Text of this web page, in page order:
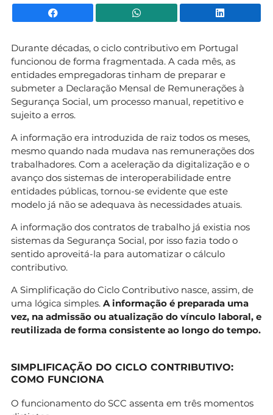
Facebook WhatsApp
Durante décadas, o ciclo contributivo em Portugal
funcionou de forma fragmentada. A cada mês, as
entidades empregadoras tinham de preparar e
submeter a Declaração Mensal de Remunerações à
Segurança Social, um processo manual, repetitivo e
sujeito a erros.
A informação era introduzida de raiz todos os meses,
mesmo quando nada mudava nas remunerações dos
trabalhadores. Com a aceleração da digitalização e o
avanço dos sistemas de interoperabilidade entre
entidades públicas, tornou-se evidente que este
modelo já não se adequava às necessidades atuais.
A informação dos contratos de trabalho já existia nos
sistemas da Segurança Social, por isso fazia todo o
sentido aproveitá-la para automatizar o cálculo
contributivo.
A Simplificação do Ciclo Contributivo nasce, assim, de
uma lógica simples. A informação é preparada uma
vez, na admissão ou atualização do vínculo laboral, e
reutilizada de forma consistente ao longo do tempo.
SIMPLIFICAÇÃO DO CICLO CONTRIBUTIVO:
COMO FUNCIONA
O funcionamento do SCC assenta em três momentos